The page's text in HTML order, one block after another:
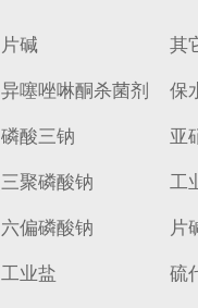
片碱
异噻唑啉酮杀菌剂
磷酸三钠
三聚磷酸钠
六偏磷酸钠
工业盐
其
保
亚
工
片
硫